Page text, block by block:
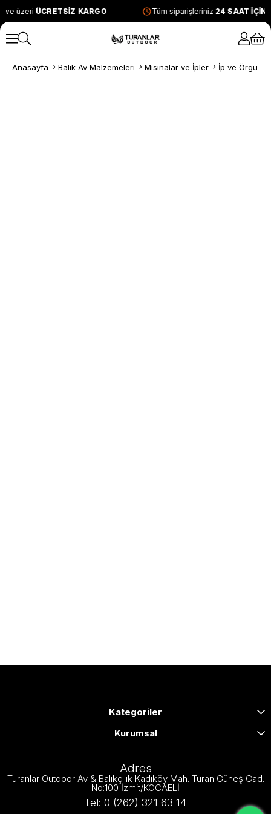
ve üzeri ÜCRETSİZ KARGO Tüm siparişleriniz 24 SAAT
Anasayfa Balık Av Malzemeleri Misinalar ve İpler İp ve Örgü
Kategoriler
Kurumsal
Adres
Turanlar Outdoor Av & Balıkçılık Kadıköy Mah. Turan Güneş Cad.
No:100 İzmit/KOCAELİ
Tel: 0 (262) 321 63 14